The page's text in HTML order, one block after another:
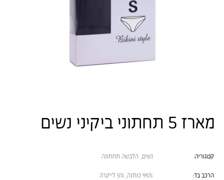
מארז 5 תחתוני ביקיני נשים
קטגוריה:
הרכב בד:
נשים, הלבשה תחתונה
95% כותנה, 5% לייקרה